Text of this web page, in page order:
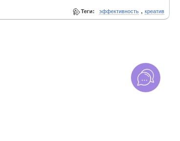
Теги: эффективность , креатив